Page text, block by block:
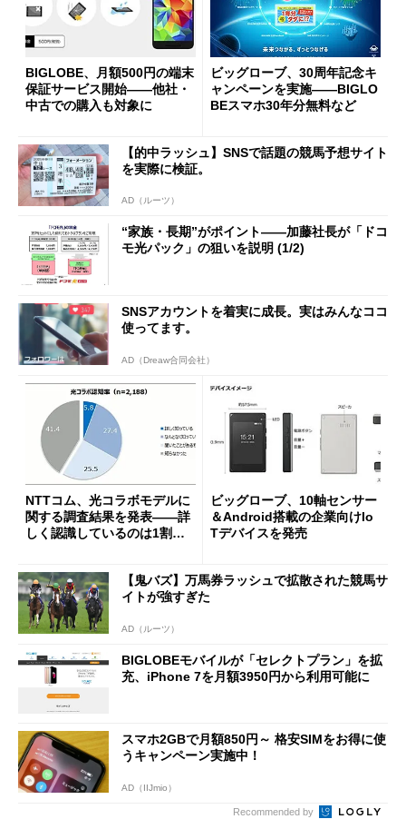
BIGLOBE、月額500円の端末
保証サービス開始――他社・
中古での購入も対象に
ビッグローブ、30周年記念キ
ャンペーンを実施――BIGLO
BEスマホ30年分無料など
【的中ラッシュ】SNSで話題の競馬予想サイト
を実際に検証。
AD（ルーツ）
“家族・長期”がポイント――加藤社長が「ドコ
モ光パック」の狙いを説明 (1/2)
SNSアカウントを着実に成長。実はみんなココ
使ってます。
AD（Dreaw合同会社）
NTTコム、光コラボモデルに
関する調査結果を発表――詳
しく認識しているのは1割未
ビッグローブ、10軸センサー
＆Android搭載の企業向けIo
Tデバイスを発売
【鬼バズ】万馬券ラッシュで拡散された競馬サ
イトが強すぎた
AD（ルーツ）
BIGLOBEモバイルが「セレクトプラン」を拡
充、iPhone 7を月額3950円から利用可能に
スマホ2GBで月額850円～ 格安SIMをお得に使
うキャンペーン実施中！
AD（IIJmio）
Recommended by